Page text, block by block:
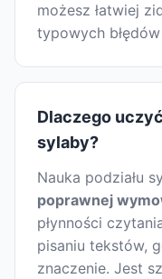
możesz łatwiej
typowych
Dlaczego
sylaby?
Nauka podziału
poprawnej
płynności
pisaniu tekstów,
znaczenie. Jest